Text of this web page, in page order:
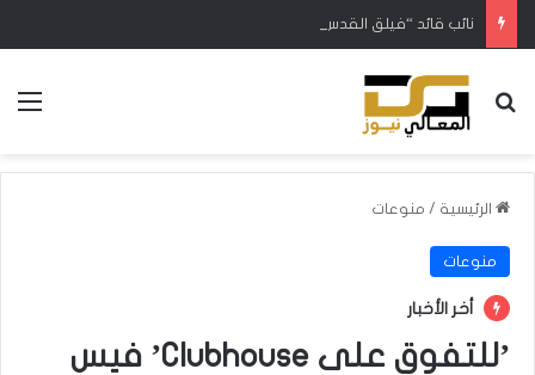
بحث عن
الرئيسية / منوعات
منوعات
أخر الأخبار
’للتفوق على Clubhouse’ فيس